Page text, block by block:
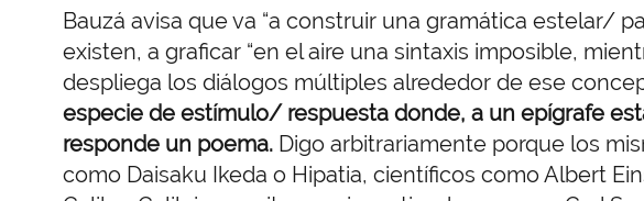
Bauzá avisa que va “a construir una gramática estelar/
existen, a graficar “en el aire una sintaxis imposible,
despliega los diálogos múltiples alrededor de ese
especie de estímulo/ respuesta donde, a un epígrafe
responde un poema. Digo arbitrariamente porque los
como Daisaku Ikeda o Hipatia, científicos como Albert